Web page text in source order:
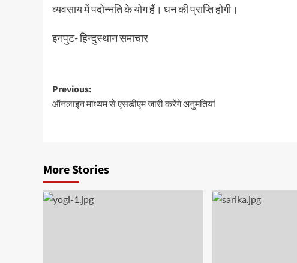
व्यवसाय में पदोन्नति के योग हैं। धन की प्राप्ति होगी।
इनपुट- हिन्दुस्थान समाचार
Post
navigation
Previous:
ऑनलाइन माध्यम से एसडीएम जारी करेंगे अनुमतियां
More Stories